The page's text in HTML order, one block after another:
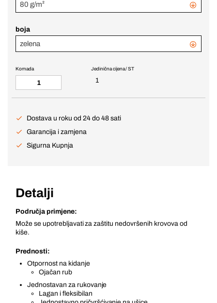
80 g/m²
boja
zelena
Jedinična cijena / ST
1
Komada
Dostava u roku od 24 do 48 sati
Garancija i zamjena
Sigurna Kupnja
Detalji
Područja primjene:
Može se upotrebljavati za zaštitu nedovršenih krovova od
kiše.
Prednosti:
Otpornost na kidanje
Ojačan rub
Jednostavan za rukovanje
Lagan i fleksibilan